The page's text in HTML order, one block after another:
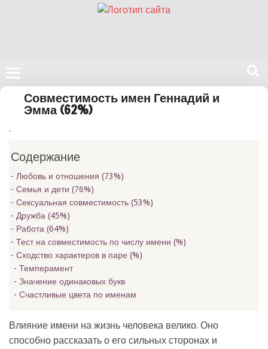
Поиск
сайте
Совместимость имен Геннадий и
Эмма (62%)
.
Содержание
Любовь и отношения (73%)
Семья и дети (76%)
Сексуальная совместимость (53%)
Дружба (45%)
Работа (64%)
Тест на совместимость по числу имени (%)
Сходство характеров в паре (%)
Темперамент
Значение одинаковых букв
Счастливые цвета по именам
Влияние имени на жизнь человека велико. Оно
способно рассказать о его сильных сторонах и